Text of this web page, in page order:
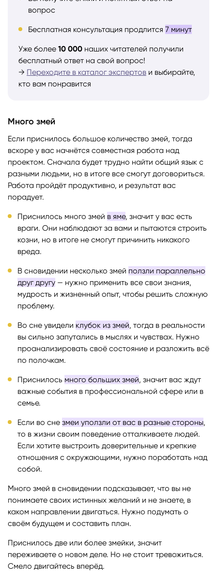
вопрос
Бесплатная консультация продлится 7 минут
Уже более 10 000 наших читателей получили
бесплатный ответ на свой вопрос!
→ Переходите в каталог экспертов и выбирайте,
кто вам понравится
Много змей
Если приснилось большое количество змей, тогда
вскоре у вас начнётся совместная работа над
проектом. Сначала будет трудно найти общий язык с
разными людьми, но в итоге все смогут договориться.
Работа пройдёт продуктивно, и результат вас
порадует.
Приснилось много змей в яме, значит у вас есть
враги. Они наблюдают за вами и пытаются строить
козни, но в итоге не смогут причинить никакого
вреда.
В сновидении несколько змей ползли параллельно
друг другу — нужно применить все свои знания,
мудрость и жизненный опыт, чтобы решить сложную
проблему.
Во сне увидели клубок из змей, тогда в реальности
вы сильно запутались в мыслях и чувствах. Нужно
проанализировать своё состояние и разложить всё
по полочкам.
Приснилось много больших змей, значит вас ждут
важные события в профессиональной сфере или в
семье.
Если во сне змеи уползли от вас в разные стороны,
то в жизни своим поведение отталкиваете людей.
Если хотите выстроить доверительные и крепкие
отношения с окружающими, нужно поработать над
собой.
Много змей в сновидении подсказывает, что вы не
понимаете своих истинных желаний и не знаете, в
каком направлении двигаться. Нужно подумать о
своём будущем и составить план.
Приснилось две или более змейки, значит
переживаете о новом деле. Но не стоит тревожиться.
Смело двигайтесь вперёд.